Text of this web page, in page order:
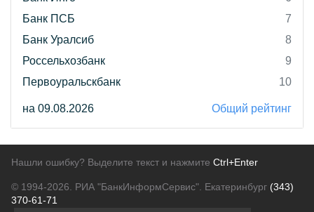
Банк ПСБ
7
Банк Уралсиб
8
Россельхозбанк
9
Первоуральскбанк
10
на 09.08.2026 Общий рейтинг
Нашли ошибку? Выделите текст и нажмите Ctrl+Enter
© 1994-2026. РИА "БанкИнформСервис". Екатеринбург (343)
370-61-71